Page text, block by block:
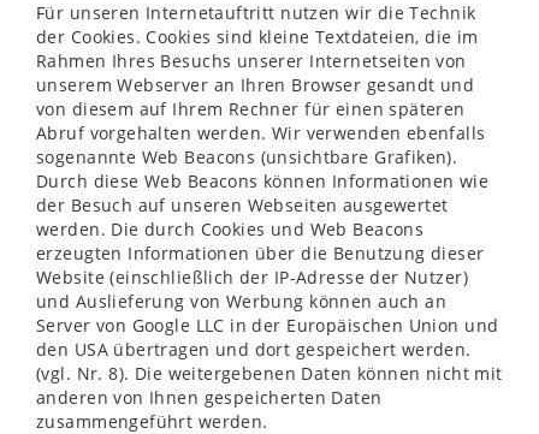
Für unseren Internetauftritt nutzen wir die Technik
der Cookies. Cookies sind kleine Textdateien, die im
Rahmen Ihres Besuchs unserer Internetseiten von
unserem Webserver an Ihren Browser gesandt und
von diesem auf Ihrem Rechner für einen späteren
Abruf vorgehalten werden. Wir verwenden ebenfalls
sogenannte Web Beacons (unsichtbare Grafiken).
Durch diese Web Beacons können Informationen wie
der Besuch auf unseren Webseiten ausgewertet
werden. Die durch Cookies und Web Beacons
erzeugten Informationen über die Benutzung dieser
Website (einschließlich der IP-Adresse der Nutzer)
und Auslieferung von Werbung können auch an
Server von Google LLC in der Europäischen Union und
den USA übertragen und dort gespeichert werden.
(vgl. Nr. 8). Die weitergebenen Daten können nicht mit
anderen von Ihnen gespeicherten Daten
zusammengeführt werden.